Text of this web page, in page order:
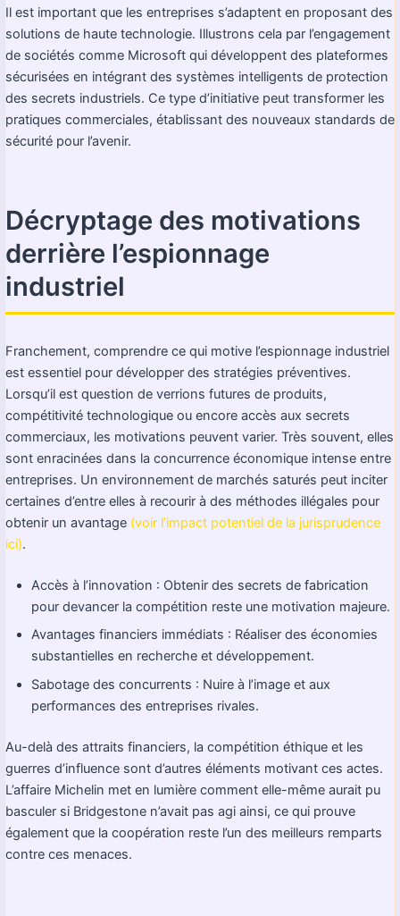
Il est important que les entreprises s’adaptent en proposant des
solutions de haute technologie. Illustrons cela par l’engagement
de sociétés comme Microsoft qui développent des plateformes
sécurisées en intégrant des systèmes intelligents de protection
des secrets industriels. Ce type d’initiative peut transformer les
pratiques commerciales, établissant des nouveaux standards de
sécurité pour l’avenir.
Décryptage des motivations
derrière l’espionnage
industriel
Franchement, comprendre ce qui motive l’espionnage industriel
est essentiel pour développer des stratégies préventives.
Lorsqu’il est question de verrions futures de produits,
compétitivité technologique ou encore accès aux secrets
commerciaux, les motivations peuvent varier. Très souvent, elles
sont enracinées dans la concurrence économique intense entre
entreprises. Un environnement de marchés saturés peut inciter
certaines d’entre elles à recourir à des méthodes illégales pour
obtenir un avantage (voir l’impact potentiel de la jurisprudence
ici).
Accès à l’innovation : Obtenir des secrets de fabrication
pour devancer la compétition reste une motivation majeure.
Avantages financiers immédiats : Réaliser des économies
substantielles en recherche et développement.
Sabotage des concurrents : Nuire à l’image et aux
performances des entreprises rivales.
Au-delà des attraits financiers, la compétition éthique et les
guerres d’influence sont d’autres éléments motivant ces actes.
L’affaire Michelin met en lumière comment elle-même aurait pu
basculer si Bridgestone n’avait pas agi ainsi, ce qui prouve
également que la coopération reste l’un des meilleurs remparts
contre ces menaces.